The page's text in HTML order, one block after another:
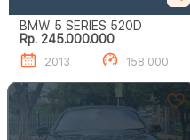
BMW 5 SERIES 520D
Rp. 245.000.000
2013 158.000